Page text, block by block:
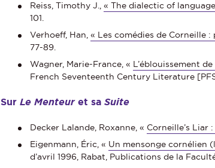
Reiss, Timothy J.,« The dialectic of
101.
Verhoeff, Han,« Les comédies de Corneille
77-89.
Wagner, Marie-France, « L’éblouissement
French Seventeenth Century Literature
SurLe Menteuret saSuite
Decker Lalande, Roxanne, « Corneille’s
Eigenmann, Éric, « Un mensonge cornélien
d’avril 1996, Rabat, Publications de la